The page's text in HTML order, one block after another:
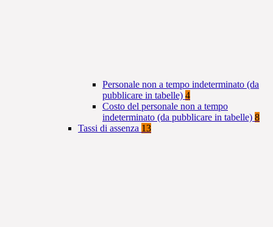
Personale non a tempo indeterminato (da
pubblicare in tabelle) 4
Costo del personale non a tempo
indeterminato (da pubblicare in tabelle) 8
Tassi di assenza 13